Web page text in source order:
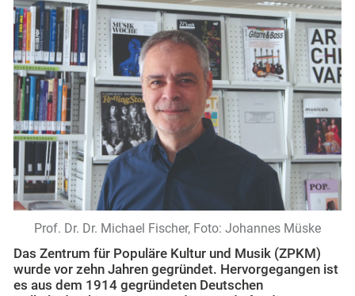
Prof. Dr. Dr. Michael Fischer, Foto: Johannes Müske
Das Zentrum für Populäre Kultur und Musik (ZPKM)
wurde vor zehn Jahren gegründet. Hervorgegangen ist
es aus dem 1914 gegründeten Deutschen